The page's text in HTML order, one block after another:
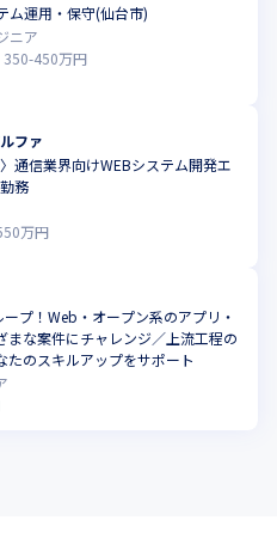
ム運用・保守(仙台市)
ニア
350-450万円
ファ
通信業界向けWEBシステム開発エ
務
万円
プ！Web・オープン系のアプリ・
まな案件にチャレンジ／上流工程の
たのスキルアップをサポート